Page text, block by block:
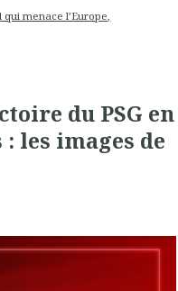
qui menace l’Europe,
du PSG en
les images de